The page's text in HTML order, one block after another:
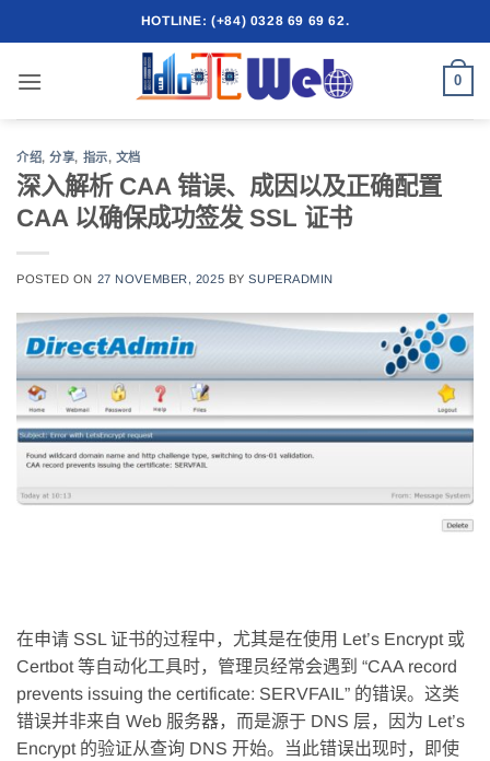
到
HOTLINE: (+84) 0328 69 69 62.
0
介绍,分享, 指示, 文档
深入解析 CAA 错误、成因以及正确配置
CAA 以确保成功签发 SSL 证书
POSTED ON 27 NOVEMBER, 2025 BYSUPERADMIN
在申请 SSL 证书的过程中，尤其是在使用 Let’s Encrypt 或
Certbot 等自动化工具时，管理员经常会遇到 “CAA record
prevents issuing the certificate: SERVFAIL” 的错误。这类
错误并非来自 Web 服务器，而是源于 DNS 层，因为 Let’s
Encrypt 的验证从查询 DNS 开始。当此错误出现时，即使